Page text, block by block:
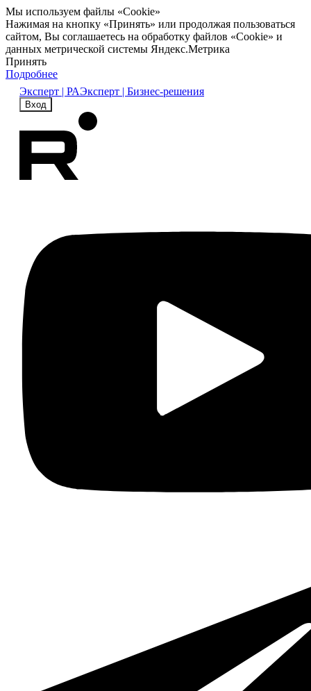
Мы используем файлы «Cookie»
Нажимая на кнопку «Принять» или продолжая пользоваться
сайтом, Вы соглашаетесь на обработку файлов «Cookie» и
данных метрической системы Яндекс.Метрика
Принять
Подробнее
Эксперт | РАЭксперт | Бизнес-решения
Вход